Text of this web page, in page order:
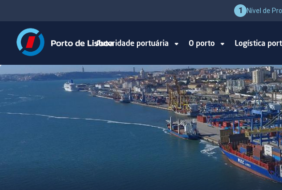
1 Nível de
Autoridade portuária O porto Logística